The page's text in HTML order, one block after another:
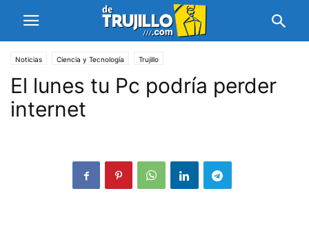
Noticias Ciencia y Tecnología Trujillo
El lunes tu Pc podría perder
internet